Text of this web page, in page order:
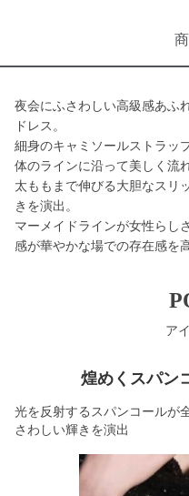
夜会にふさわしい高級感あふ
ドレス。
細身のキャミソールストラッ
体のラインに沿って美しく流
太ももまで伸びる大胆なスリ
きを演出。
マーメイドラインが女性らし
感が華やかな場での存在感を
ア
煌めくスパン
光を反射するスパンコールが
さわしい輝きを演出